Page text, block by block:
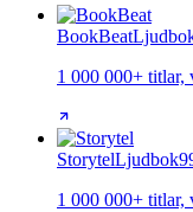
BookBeat
1 000 000+ titlar,
StorytelLjudbok
1 000 000+ titlar,